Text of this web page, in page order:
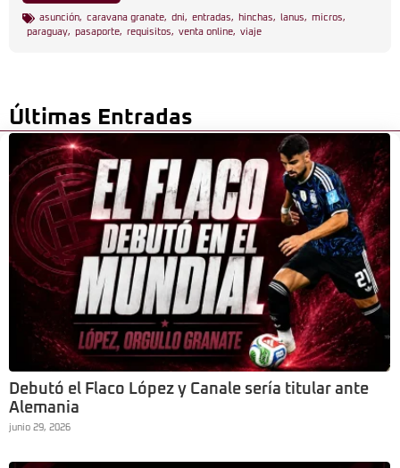
asunción, caravana granate, dni, entradas, hinchas, lanus, micros,
paraguay, pasaporte, requisitos, venta online, viaje
Últimas Entradas
Debutó el Flaco López y Canale sería titular ante
Alemania
junio 29, 2026